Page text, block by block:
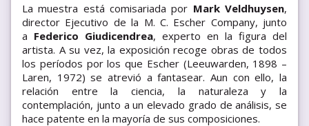
La muestra está comisariada por Mark Veldhuysen,
director Ejecutivo de la M. C. Escher Company, junto
a Federico Giudicendrea, experto en la figura del
artista. A su vez, la exposición recoge obras de todos
los períodos por los que Escher (Leeuwarden, 1898 –
Laren, 1972) se atrevió a fantasear. Aun con ello, la
relación entre la ciencia, la naturaleza y la
contemplación, junto a un elevado grado de análisis, se
hace patente en la mayoría de sus composiciones.